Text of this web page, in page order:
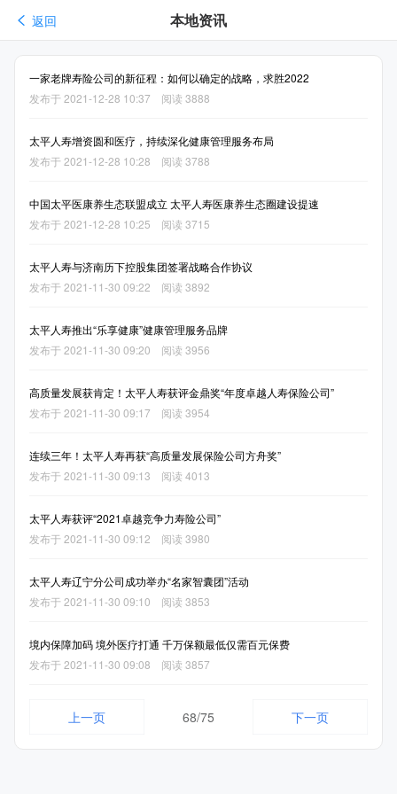
返回 本地资讯
一家老牌寿险公司的新征程：如何以确定的战略，求胜2022
发布于 2021-12-28 10:37 阅读 3888
太平人寿增资圆和医疗，持续深化健康管理服务布局
发布于 2021-12-28 10:28 阅读 3788
中国太平医康养生态联盟成立 太平人寿医康养生态圈建设提速
发布于 2021-12-28 10:25 阅读 3715
太平人寿与济南历下控股集团签署战略合作协议
发布于 2021-11-30 09:22 阅读 3892
太平人寿推出“乐享健康”健康管理服务品牌
发布于 2021-11-30 09:20 阅读 3956
高质量发展获肯定！太平人寿获评金鼎奖“年度卓越人寿保险公司”
发布于 2021-11-30 09:17 阅读 3954
连续三年！太平人寿再获“高质量发展保险公司方舟奖”
发布于 2021-11-30 09:13 阅读 4013
太平人寿获评“2021卓越竞争力寿险公司”
发布于 2021-11-30 09:12 阅读 3980
太平人寿辽宁分公司成功举办“名家智囊团”活动
发布于 2021-11-30 09:10 阅读 3853
境内保障加码 境外医疗打通 千万保额最低仅需百元保费
发布于 2021-11-30 09:08 阅读 3857
上一页 68/75 下一页